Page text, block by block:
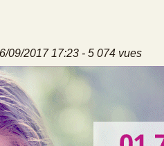
09/2017 17:23 - 5 074 vues